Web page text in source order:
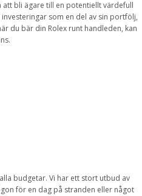
att bli ägare till en potentiellt värdefull
som en del av sin portfölj,
du bär din Rolex runt handleden, kan
budgetar. Vi har ett stort utbud av
för en dag på stranden eller något